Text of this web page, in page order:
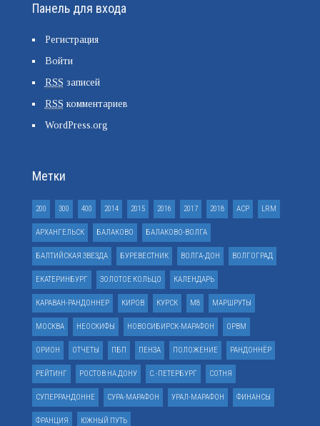
Панель для входа
Регистрация
Войти
RSS записей
RSS комментариев
WordPress.org
Метки
200 300 400 2014 2015 2016 2017 2018 ACP LRM
АРХАНГЕЛЬСК БАЛАКОВО БАЛАКОВО-ВОЛГА
БАЛТИЙСКАЯ ЗВЕЗДА БУРЕВЕСТНИК ВОЛГА-ДОН ВОЛГОГРАД
ЕКАТЕРИНБУРГ ЗОЛОТОЕ КОЛЬЦО КАЛЕНДАРЬ
КАРАВАН-РАНДОННЕР КИРОВ КУРСК М8 МАРШРУТЫ
МОСКВА НЕОСКИФЫ НОВОСИБИРСК-МАРАФОН ОРВМ
ОРИОН ОТЧЕТЫ ПБП ПЕНЗА ПОЛОЖЕНИЕ РАНДОННЁР
РЕЙТИНГ РОСТОВ НА ДОНУ С.-ПЕТЕРБУРГ СОТНЯ
СУПЕРРАНДОННЕ СУРА-МАРАФОН УРАЛ-МАРАФОН ФИНАНСЫ
ФРАНЦИЯ ЮЖНЫЙ ПУТЬ